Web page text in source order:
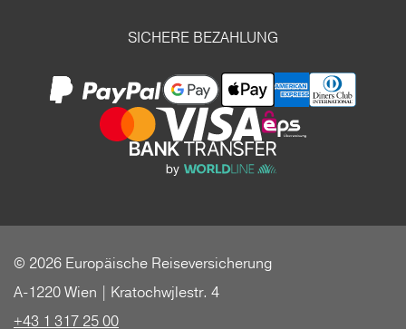
SICHERE BEZAHLUNG
© 2026 Europäische Reiseversicherung
A-1220 Wien | Kratochwjlestr. 4
+43 1 317 25 00